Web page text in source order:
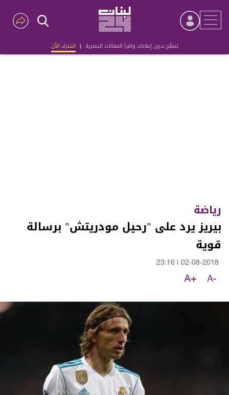
تصفّح بدون إعلانات واقرأ المقالات الحصرية | اشترك الآن
Advertisement
رياضة
بيريز يرد على "رحيل مودريتش" برسالة
قوية
02-08-2018
23:16
A-
A+